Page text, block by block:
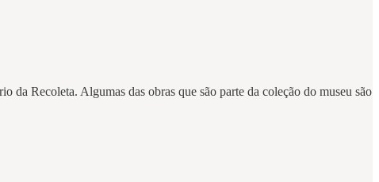
Recoleta. Algumas das obras que são parte da coleção do museu são